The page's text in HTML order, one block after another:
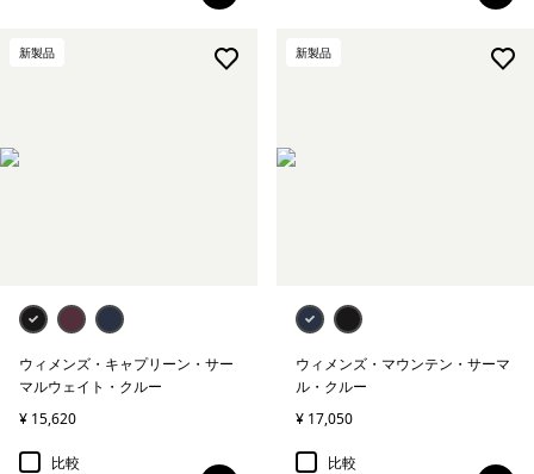
新製品
ウィメンズ・キャプリーン・サー
マルウェイト・クルー
¥ 15,620
比較
新製品
ウィメンズ・マウンテン・サーマ
ル・クルー
¥ 17,050
比較